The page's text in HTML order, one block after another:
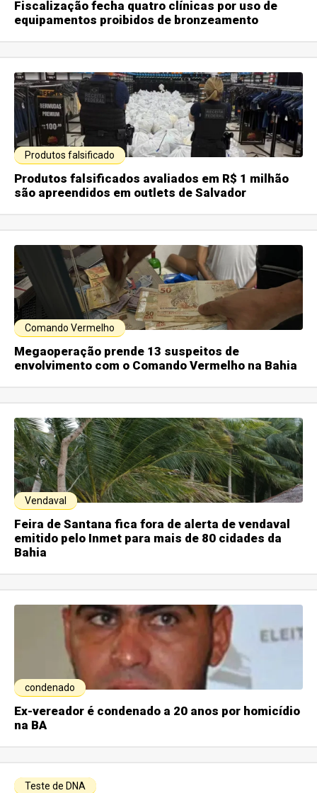
Fiscalização fecha quatro clínicas por uso de
equipamentos proibidos de bronzeamento
Produtos falsificado
Produtos falsificados avaliados em R$ 1 milhão
são apreendidos em outlets de Salvador
Comando Vermelho
Megaoperação prende 13 suspeitos de
envolvimento com o Comando Vermelho na Bahia
Vendaval
Feira de Santana fica fora de alerta de vendaval
emitido pelo Inmet para mais de 80 cidades da
Bahia
condenado
Ex-vereador é condenado a 20 anos por homicídio
na BA
Teste de DNA